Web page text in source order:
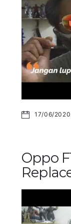
17/06/2020
Oppo